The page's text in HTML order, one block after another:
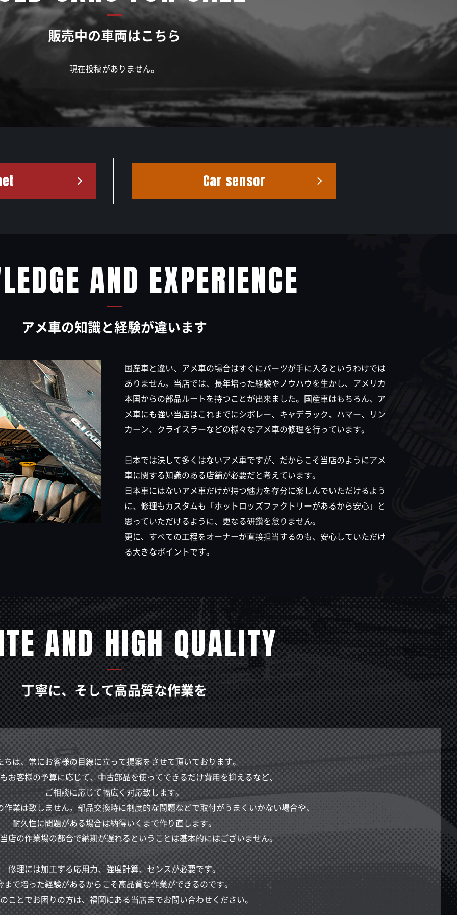
販売中の車両はこちら
現在投稿がありません。
Car sensor
AND EXPERIENCE
アメ車の知識と経験が違います
国産車と違い、アメ車の場合はすぐにパーツが手に入るというわけでは
ありません。当店では、長年培った経験やノウハウを生かし、アメリカ
本国からの部品ルートを持つことが出来ました。国産車はもちろん、ア
メ車にも強い当店はこれまでにシボレー、キャデラック、ハマー、リン
カーン、クライスラーなどの様々なアメ車の修理を行っています。
日本では決して多くはないアメ車ですが、だからこそ当店のようにアメ
車に関する知識のある店舗が必要だと考えています。
日本車にはないアメ車だけが持つ魅力を存分に楽しんでいただけるよう
に、修理もカスタムも「ホットロッズファクトリーがあるから安心」と
思っていただけるように、更なる研鑽を怠りません。
更に、すべての工程をオーナーが直接担当するのも、安心していただけ
る大きなポイントです。
AND HIGH QUALITY
丁寧に、そして高品質な作業を
ちは、常にお客様の目線に立って提案をさせて頂いております。
お客様の予算に応じて、中古部品を使ってできるだけ費用を抑えるなど、
ご相談に応じて幅広く対応致します。
業は致しません。部品交換時に制度的な問題などで取付がうまくいかない場合や、
耐久性に問題がある場合は納得いくまで作り直します。
店の作業場の都合で納期が遅れるということは基本的にはございません。
修理には加工する応用力、強度計算、センスが必要です。
まで培った経験があるからこそ高品質な作業ができるのです。
ことでお困りの方は、福岡にある当店までお問い合わせください。